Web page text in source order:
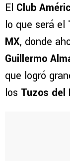
El Club
lo que será el
MX, donde
Guillermo
que logró
los Tuzos del